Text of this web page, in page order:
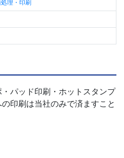
理・印刷
パッド印刷・ホットスタンプ
印刷は当社のみで済ますこと